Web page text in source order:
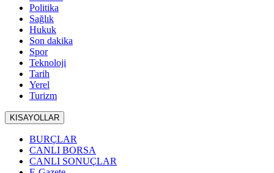
Politika
Sağlık
Hukuk
Son dakika
Spor
Teknoloji
Tarih
Yerel
Turizm
KISAYOLLAR
BURÇLAR
CANLI BORSA
CANLI SONUÇLAR